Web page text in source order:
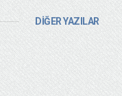
DİĞER YAZILAR